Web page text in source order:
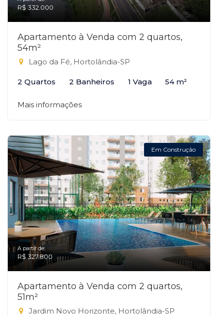
R$ 332.000
Apartamento à Venda com 2 quartos,
54m²
Lago da Fé, Hortolândia-SP
2 Quartos 2 Banheiros 1 Vaga 54 m²
Mais informações
Em Construção
A partir de:
R$ 327.800
Apartamento à Venda com 2 quartos,
51m²
Jardim Novo Horizonte, Hortolândia-SP